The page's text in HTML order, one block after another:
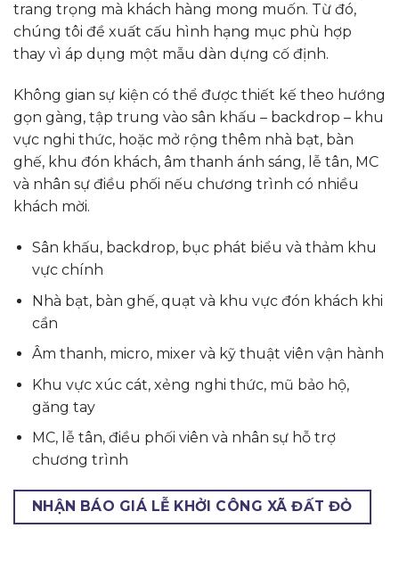
trang trọng mà khách hàng mong muốn. Từ đó,
chúng tôi đề xuất cấu hình hạng mục phù hợp
thay vì áp dụng một mẫu dàn dựng cố định.
Không gian sự kiện có thể được thiết kế theo hướng
gọn gàng, tập trung vào sân khấu – backdrop – khu
vực nghi thức, hoặc mở rộng thêm nhà bạt, bàn
ghế, khu đón khách, âm thanh ánh sáng, lễ tân, MC
và nhân sự điều phối nếu chương trình có nhiều
khách mời.
Sân khấu, backdrop, bục phát biểu và thảm khu
vực chính
Nhà bạt, bàn ghế, quạt và khu vực đón khách khi
cần
Âm thanh, micro, mixer và kỹ thuật viên vận hành
Khu vực xúc cát, xẻng nghi thức, mũ bảo hộ,
găng tay
MC, lễ tân, điều phối viên và nhân sự hỗ trợ
chương trình
NHẬN BÁO GIÁ LỄ KHỞI CÔNG XÃ ĐẤT ĐỎ